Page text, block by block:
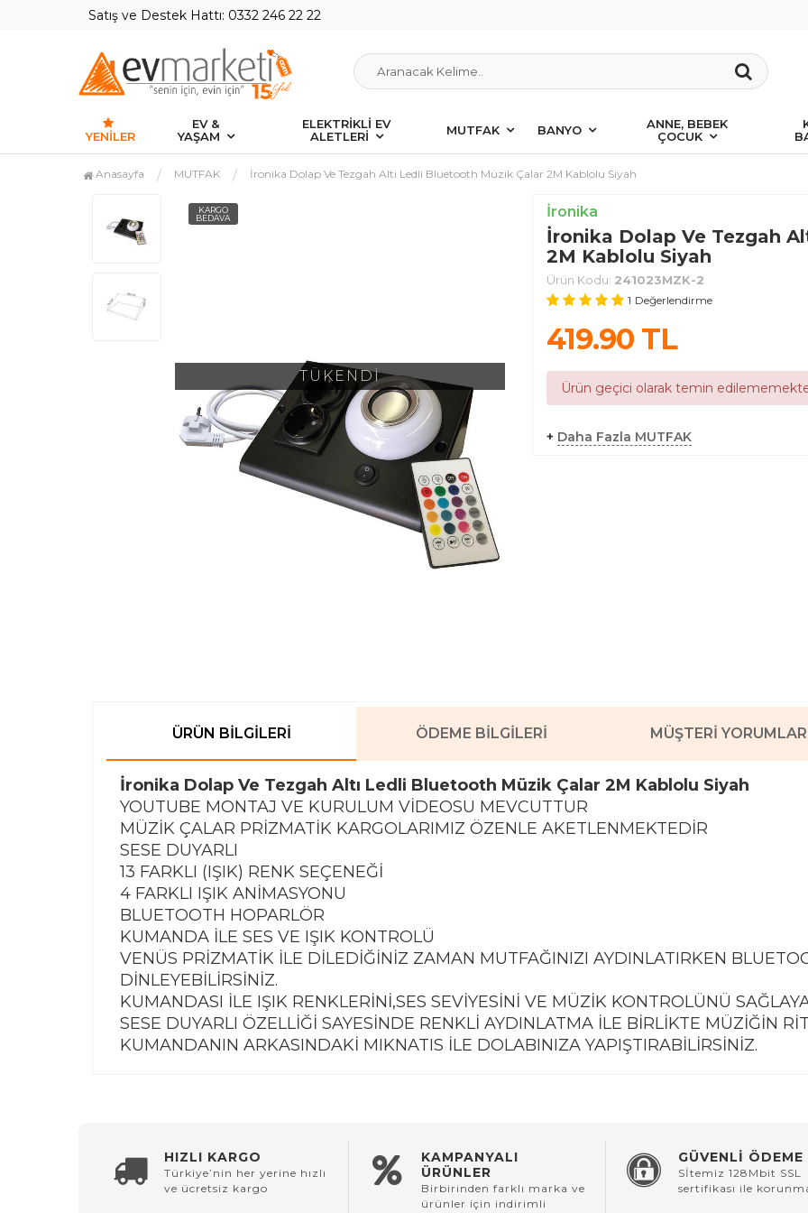
Satış ve Destek Hattı: 0332 246 22 22
YENILER
EV &
YAŞAM
ELEKTRİKLİ EV
ALETLERİ
MUTFAK BANYO
ANNE, BEBEK
ÇOCUK
Anasayfa MUTFAK İronika Dolap Ve Tezgah Altı Ledli Bluetooth Müzik Çalar 2M Kablolu Siyah
KARGO
BEDAVA
TÜKENDİ
İronika
İronika Dolap Ve Tezgah
2M Kablolu Siyah
Ürün Kodu: 241023MZK-2
1 Değerlendirme
419.90TL
Ürün geçici olarak temin
+ Daha Fazla MUTFAK
ÜRÜN BILGILERI ÖDEME BILGILERI MÜŞTERI YORUMLARI
İronika Dolap Ve Tezgah Altı Ledli Bluetooth Müzik Çalar 2M Kablolu Siyah
YOUTUBE MONTAJ VE KURULUM VİDEOSU MEVCUTTUR
MÜZİK ÇALAR PRİZMATİK KARGOLARIMIZ ÖZENLE AKETLENMEKTEDİR
SESE DUYARLI
13 FARKLI (IŞIK) RENK SEÇENEĞİ
4 FARKLI IŞIK ANİMASYONU
BLUETOOTH HOPARLÖR
KUMANDA İLE SES VE IŞIK KONTROLÜ
VENÜS PRİZMATİK İLE DİLEDİĞİNİZ ZAMAN MUTFAĞINIZI AYDINLATIRKEN
DİNLEYEBİLİRSİNİZ.
KUMANDASI İLE IŞIK RENKLERİNİ,SES SEVİYESİNİ VE MÜZİK KONTROLÜNÜ
SESE DUYARLI ÖZELLİĞİ SAYESİNDE RENKLİ AYDINLATMA İLE BİRLİKTE MÜZİĞİN
KUMANDANIN ARKASINDAKİ MIKNATIS İLE DOLABINIZA YAPIŞTIRABİLİRSİNİZ.
HIZLI KARGO
Türkiye’nin her yerine hızlı
ve ücretsiz kargo
KAMPANYALI
ÜRÜNLER
Birbirinden farklı marka ve
ürünler için indirimli
GÜVENLİ ÖDEME
Sİtemiz 128Mbit SSL
sertifikası ile